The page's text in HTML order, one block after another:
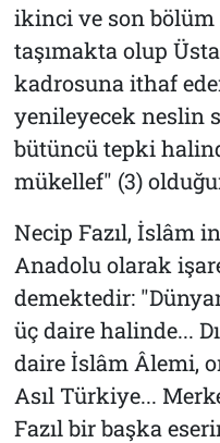
ikinci ve son bölüm
taşımakta olup
kadrosuna ithaf
yenileyecek neslin
bütüncü tepki
mükellef" (3)
Necip Fazıl, İslâm
Anadolu olarak
demektedir:
üç daire halinde...
daire İslâm Âlemi,
Asıl Türkiye...
Fazıl bir başka